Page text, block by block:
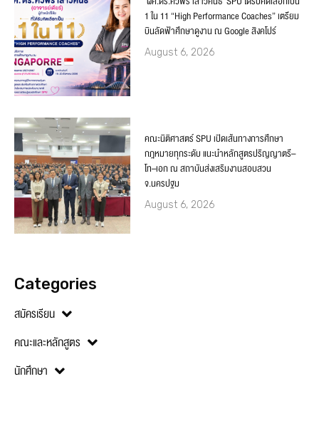
1 ใน 11 “High Performance Coaches” เตรียม
บินลัดฟ้าศึกษาดูงาน ณ Google สิงคโปร์
August 6, 2026
คณะนิติศาสตร์ SPU เปิดเส้นทางการศึกษา
กฎหมายทุกระดับ แนะนำหลักสูตรปริญญาตรี–
โท–เอก ณ สถาบันส่งเสริมงานสอบสวน
จ.นครปฐม
August 6, 2026
Categories
สมัครเรียน
คณะและหลักสูตร
นักศึกษา